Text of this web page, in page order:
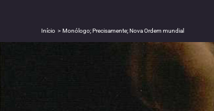
Início Monólogo; Precisamente; Nova Ordem mundial